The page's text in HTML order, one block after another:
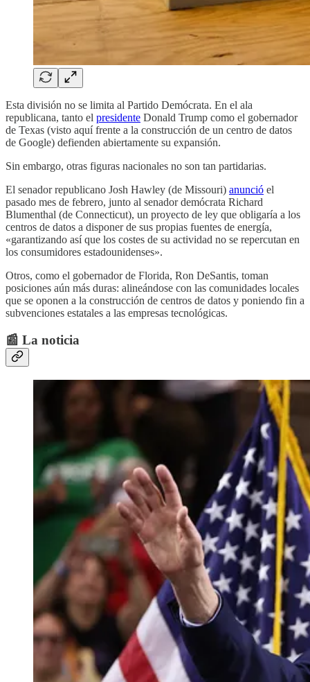
Esta división no se limita al Partido Demócrata. En el ala
republicana, tanto el presidente Donald Trump como el gobernador
de Texas (visto aquí frente a la construcción de un centro de datos
de Google) defienden abiertamente su expansión.
Sin embargo, otras figuras nacionales no son tan partidarias.
El senador republicano Josh Hawley (de Missouri) anunció el
pasado mes de febrero, junto al senador demócrata Richard
Blumenthal (de Connecticut), un proyecto de ley que obligaría a los
centros de datos a disponer de sus propias fuentes de energía,
«garantizando así que los costes de su actividad no se repercutan en
los consumidores estadounidenses».
Otros, como el gobernador de Florida, Ron DeSantis, toman
posiciones aún más duras: alineándose con las comunidades locales
que se oponen a la construcción de centros de datos y poniendo fin a
subvenciones estatales a las empresas tecnológicas.
📰 La noticia